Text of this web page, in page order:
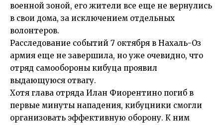
военной зоной, его жители все еще не вернулись
в свои дома, за исключением отдельных
волонтеров.
Расследование событий 7 октября в Нахаль-Оз
армия еще не завершила, но уже очевидно, что
отряд самообороны кибуца проявил
выдающуюся отвагу.
Хотя глава отряда Илан Фиорентино погиб в
первые минуты нападения, кибуцники смогли
организовать эффективную оборону. К ним